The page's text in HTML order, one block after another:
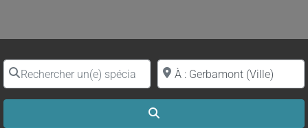
Rechercher un(e) spécialiste par nomProche de (ville ou région)